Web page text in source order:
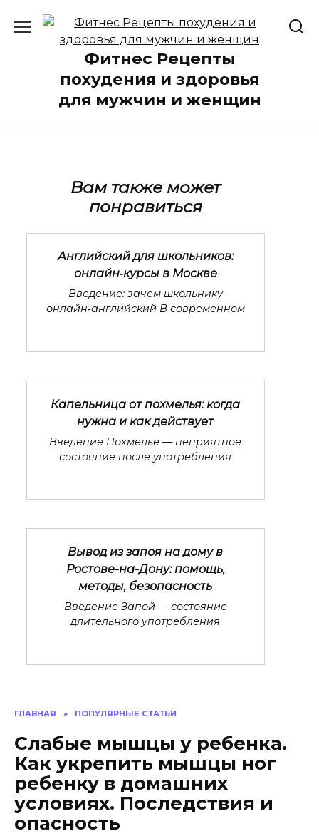
содержанию
Фитнес Рецепты
похудения и здоровья
для мужчин и женщин
ГЛАВНАЯ » ПОПУЛЯРНЫЕ СТАТЬИ
Слабые мышцы у ребенка.
Как укрепить мышцы ног
ребенку в домашних
условиях. Последствия и
опасность
Вам также может
понравиться
Английский для школьников:
онлайн‑курсы в Москве
Введение: зачем школьнику
онлайн‑английский В современном
Капельница от похмелья: когда
нужна и как действует
Введение Похмелье — неприятное
состояние после употребления
Вывод из запоя на дому в
Ростове-на-Дону: помощь,
методы, безопасность
Введение Запой — состояние
длительного употребления